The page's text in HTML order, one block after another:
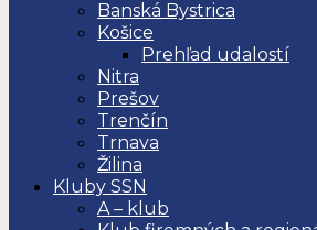
Banská Bystrica
Košice
Prehľad udalostí
Nitra
Prešov
Trenčín
Trnava
Žilina
Kluby SSN
A – klub